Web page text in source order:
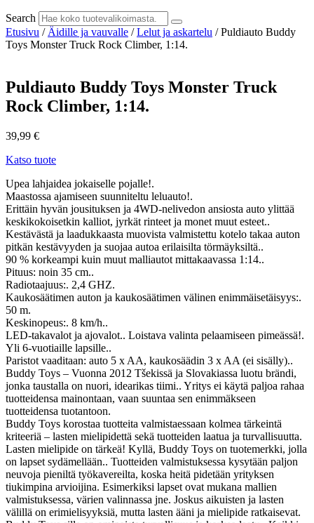
Search
Etusivu / Äidille ja vauvalle /Lelut ja askartelu / Puldiauto Buddy
Toys Monster Truck Rock Climber, 1:14.
Puldiauto Buddy Toys Monster Truck
Rock Climber, 1:14.
39,99 €
Katso tuote
Upea lahjaidea jokaiselle pojalle!.
Maastossa ajamiseen suunniteltu leluauto!.
Erittäin hyvän jousituksen ja 4WD-nelivedon ansiosta auto ylittää
keskikokoisetkin kalliot, jyrkät rinteet ja monet muut esteet..
Kestävästä ja laadukkaasta muovista valmistettu kotelo takaa auton
pitkän kestävyyden ja suojaa autoa erilaisilta törmäyksiltä..
90 % korkeampi kuin muut malliautot mittakaavassa 1:14..
Pituus: noin 35 cm..
Radiotaajuus:. 2,4 GHZ.
Kaukosäätimen auton ja kaukosäätimen välinen enimmäisetäisyys:.
50 m.
Keskinopeus:. 8 km/h..
LED-takavalot ja ajovalot.. Loistava valinta pelaamiseen pimeässä!.
Yli 6-vuotiaille lapsille..
Paristot vaaditaan: auto 5 x AA, kaukosäädin 3 x AA (ei sisälly)..
Buddy Toys – Vuonna 2012 Tšekissä ja Slovakiassa luotu brändi,
jonka taustalla on nuori, idearikas tiimi.. Yritys ei käytä paljoa rahaa
tuotteidensa mainontaan, vaan suuntaa sen enimmäkseen
tuotteidensa tuotantoon.
Buddy Toys korostaa tuotteita valmistaessaan kolmea tärkeintä
kriteeriä – lasten mielipidettä sekä tuotteiden laatua ja turvallisuutta.
Lasten mielipide on tärkeä! Kyllä, Buddy Toys on tuotemerkki, jolla
on lapset sydämellään.. Tuotteiden valmistuksessa kysytään paljon
neuvoja pieniltä työkavereilta, koska heitä pidetään yrityksen
tiukimpina arvioijina. Esimerkiksi lapset ovat mukana mallien
valmistuksessa, värien valinnassa jne. Joskus aikuisten ja lasten
välillä on erimielisyyksiä, mutta lasten ääni ja mielipide ratkaisevat.